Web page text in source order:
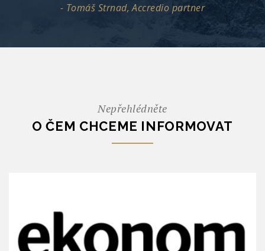
- Tomáš Strnad, Accredio partner
Nepřehlédněte
O ČEM CHCEME INFORMOVAT